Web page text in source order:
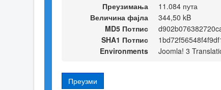
Преузимања
11.084 пута
Величина фајла
344,50 kB
MD5 Потпис
SHA1 Потпис
Environments
Joomla! 3
Преузми